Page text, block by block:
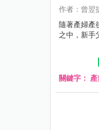
作者：曾翌
隨著產婦產
之中，新手
關鍵字：